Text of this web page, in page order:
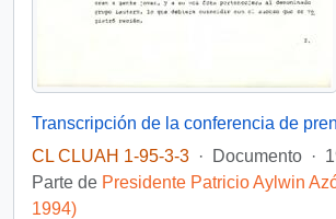
CL CLUAH 1-95-3-3 · Documento ·
Parte de Presidente Patricio Aylwin
1994)